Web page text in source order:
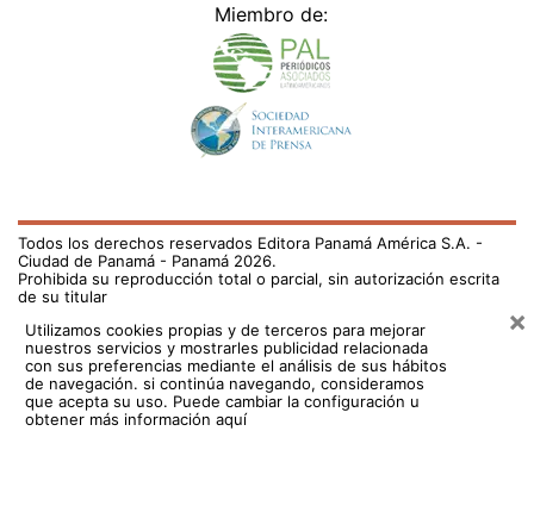
Miembro de:
Todos los derechos reservados Editora Panamá América S.A. -
Ciudad de Panamá - Panamá 2026.
Prohibida su reproducción total o parcial, sin autorización escrita
de su titular
Utilizamos cookies propias y de terceros para mejorar
nuestros servicios y mostrarles publicidad relacionada
con sus preferencias mediante el análisis de sus hábitos
de navegación. si continúa navegando, consideramos
que acepta su uso. Puede cambiar la configuración u
obtener más información aquí
×